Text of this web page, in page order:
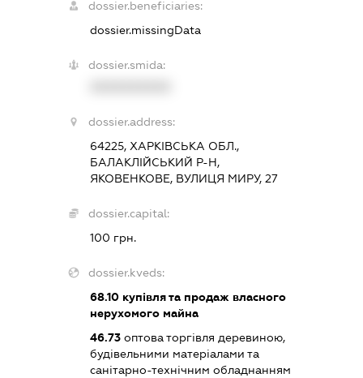
dossier.beneficiaries:
dossier.missingData
dossier.smida:
dossier.address:
64225, ХАРКІВСЬКА ОБЛ.,
БАЛАКЛІЙСЬКИЙ Р-Н,
ЯКОВЕНКОВЕ, ВУЛИЦЯ МИРУ, 27
dossier.capital:
100 грн.
dossier.kveds:
68.10купівля та продаж власного
нерухомого майна
46.73оптова торгівля деревиною,
будівельними матеріалами та
санітарно-технічним обладнанням